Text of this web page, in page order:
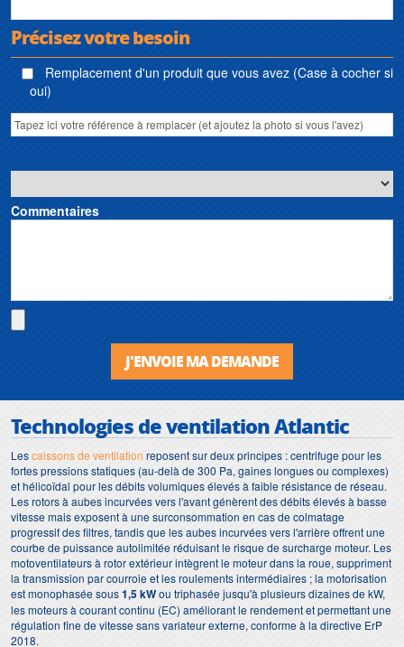
Précisez votre besoin
Remplacement d'un produit que vous avez (Case à cocher si
oui)
Commentaires
J'ENVOIE MA DEMANDE
Technologies de ventilation Atlantic
Lescaissons de ventilation reposent sur deux principes : centrifuge pour les
fortes pressions statiques (au-delà de 300 Pa, gaines longues ou complexes)
et hélicoïdal pour les débits volumiques élevés à faible résistance de réseau.
Les rotors à aubes incurvées vers l'avant génèrent des débits élevés à basse
vitesse mais exposent à une surconsommation en cas de colmatage
progressif des filtres, tandis que les aubes incurvées vers l'arrière offrent une
courbe de puissance autolimitée réduisant le risque de surcharge moteur. Les
motoventilateurs à rotor extérieur intègrent le moteur dans la roue, suppriment
la transmission par courroie et les roulements intermédiaires ; la motorisation
est monophasée sous1,5 kWou triphasée jusqu'à plusieurs dizaines de kW,
les moteurs à courant continu (EC) améliorant le rendement et permettant une
régulation fine de vitesse sans variateur externe, conforme à la directive ErP
2018.